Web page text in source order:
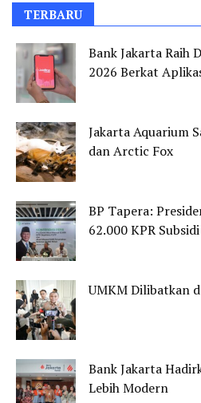
TERBARU
Bank Jakarta Raih
2026 Berkat
Jakarta Aquarium
dan Arctic Fox
BP Tapera:
62.000 KPR Subsidi
UMKM Dilibatkan
Bank Jakarta
Lebih Modern